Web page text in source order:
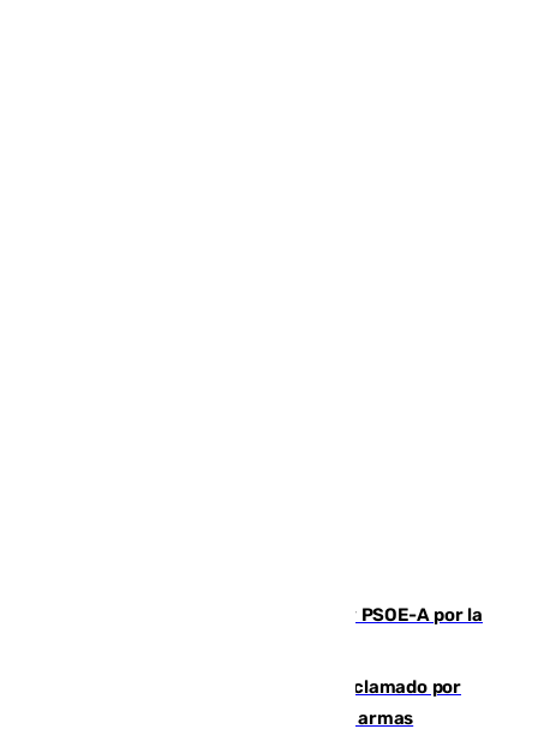
Vuelve el duelo dialéctico entre PP y PSOE-A por la
Detienen en Málaga a un fugitivo reclamado por
Colombia por homicidio y transporte de armas